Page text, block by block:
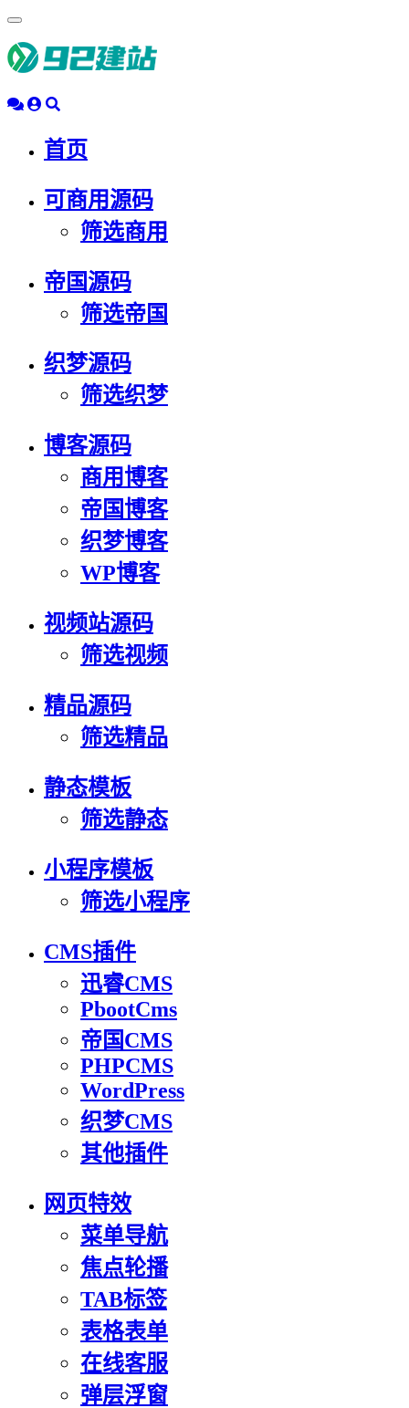
动
导
首页
可商用源码
筛选商用
帝国源码
筛选帝国
织梦源码
筛选织梦
博客源码
商用博客
帝国博客
织梦博客
WP博客
视频站源码
筛选视频
精品源码
筛选精品
静态模板
筛选静态
小程序模板
筛选小程序
CMS插件
迅睿CMS
PbootCms
帝国CMS
PHPCMS
WordPress
织梦CMS
其他插件
网页特效
菜单导航
焦点轮播
TAB标签
表格表单
在线客服
弹层浮窗